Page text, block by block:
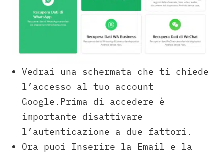
Vedrai una schermata che ti chiede
l’accesso al tuo account
Google.Prima di accedere è
importante disattivare
l’autenticazione a due fattori.
Ora puoi Inserire la Email e la